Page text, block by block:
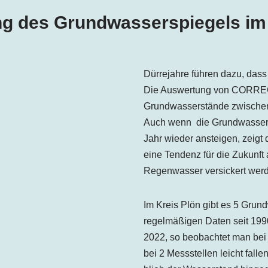
des Grundwasserspiegels
Dürrejahre führen dazu,
Die Auswertung von
Grundwasserstände
Auch wenn die
Jahr wieder ansteigen, zeigt
eine Tendenz für die
Regenwasser versickert
Im Kreis Plön gibt es 5
regelmäßigen Daten seit
2022, so beobachtet man
bei 2 Messstellen leicht